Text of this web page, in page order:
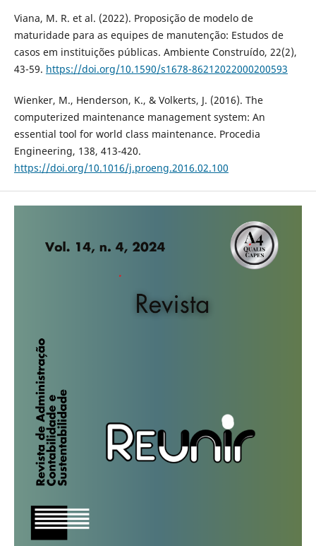
Viana, M. R. et al. (2022). Proposição de modelo de
maturidade para as equipes de manutenção: Estudos de
casos em instituições públicas. Ambiente Construído, 22(2),
43-59. https://doi.org/10.1590/s1678-86212022000200593
Wienker, M., Henderson, K., & Volkerts, J. (2016). The
computerized maintenance management system: An
essential tool for world class maintenance. Procedia
Engineering, 138, 413-420.
https://doi.org/10.1016/j.proeng.2016.02.100